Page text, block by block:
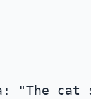
"The cat